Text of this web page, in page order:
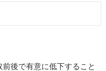
後で有意に低下すること